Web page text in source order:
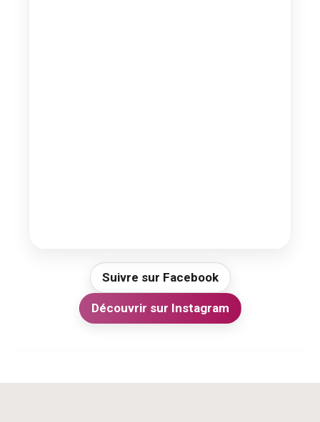
Suivre sur Facebook
Découvrir sur Instagram